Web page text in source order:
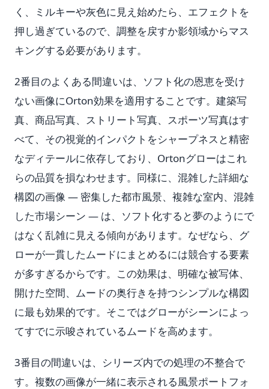
く、ミルキーや灰色に見え始めたら、エフェクトを
押し過ぎているので、調整を戻すか影領域からマス
キングする必要があります。
2番目のよくある間違いは、ソフト化の恩恵を受け
ない画像にOrton効果を適用することです。建築写
真、商品写真、ストリート写真、スポーツ写真はす
べて、その視覚的インパクトをシャープネスと精密
なディテールに依存しており、Ortonグローはこれ
らの品質を損なわせます。同様に、混雑した詳細な
構図の画像 — 密集した都市風景、複雑な室内、混雑
した市場シーン — は、ソフト化すると夢のようにで
はなく乱雑に見える傾向があります。なぜなら、グ
ローが一貫したムードにまとめるには競合する要素
が多すぎるからです。この効果は、明確な被写体、
開けた空間、ムードの奥行きを持つシンプルな構図
に最も効果的です。そこではグローがシーンによっ
てすでに示唆されているムードを高めます。
3番目の間違いは、シリーズ内での処理の不整合で
す。複数の画像が一緒に表示される風景ポートフォ